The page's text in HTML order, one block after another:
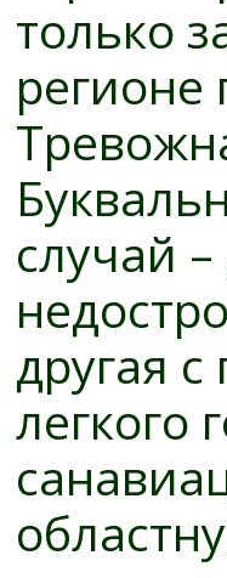
только
регионе
случай
другая
легкого